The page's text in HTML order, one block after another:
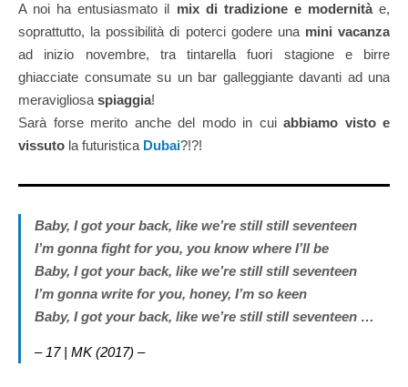
A noi ha entusiasmato il mix di tradizione e modernitàe,
soprattutto, la possibilità di poterci godere una mini vacanza
ad inizio novembre, tra tintarella fuori stagione e birre
ghiacciate consumate su un bar galleggiante davanti ad una
meravigliosa spiaggia!
Sarà forse merito anche del modo in cui abbiamo visto e
vissuto la futuristica Dubai?!?!
Baby, I got your back, like we’re still still seventeen
I’m gonna fight for you, you know where I’ll be
Baby, I got your back, like we’re still still seventeen
I’m gonna write for you, honey, I’m so keen
Baby, I got your back, like we’re still still seventeen …
– 17 | MK (2017) –